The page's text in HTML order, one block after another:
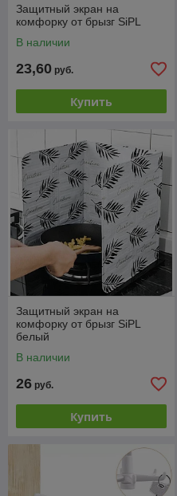
Защитный экран на
комфорку от брызг SiPL
В наличии
23,60 руб.
Купить
Защитный экран на
комфорку от брызг SiPL
белый
В наличии
26 руб.
Купить